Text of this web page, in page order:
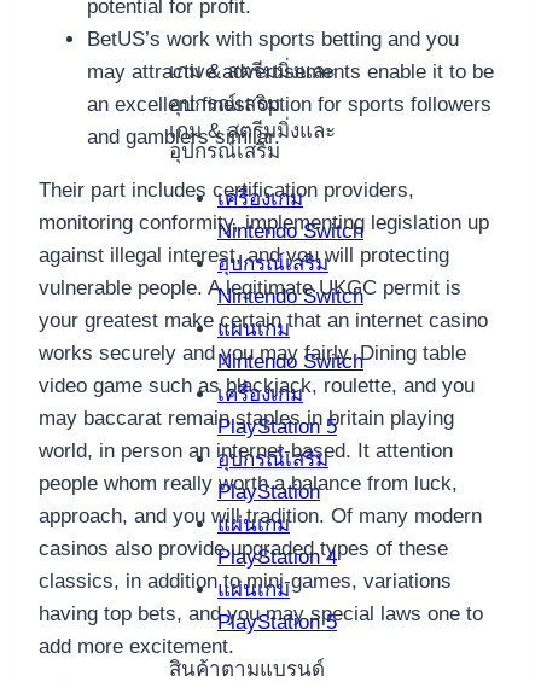
เกม & สตรีมมิ่งและ
อุปกรณ์เสริม
เกม & สตรีมมิ่งและ
อุปกรณ์เสริม
เครื่องเกม
Nintendo Switch
อุปกรณ์เสริม
Nintendo Switch
แผ่นเกม
Nintendo Switch
เครื่องเกม
PlayStation 5
อุปกรณ์เสริม
PlayStation
แผ่นเกม
PlayStation 4
แผ่นเกม
PlayStation 5
สินค้าตามแบรนด์
potential for profit.
BetUS’s work with sports betting and you
may attractive advertisements enable it to be
an excellent finest option for sports followers
and gamblers similar.
Their part includes certification providers,
monitoring conformity, implementing legislation up
against illegal interest, and you will protecting
vulnerable people. A legitimate UKGC permit is
your greatest make certain that an internet casino
works securely and you may fairly. Dining table
video game such as blackjack, roulette, and you
may baccarat remain staples in britain playing
world, in person an internet-based. It attention
people whom really worth a balance from luck,
approach, and you will tradition. Of many modern
casinos also provide upgraded types of these
classics, in addition to mini-games, variations
having top bets, and you may special laws one to
add more excitement.